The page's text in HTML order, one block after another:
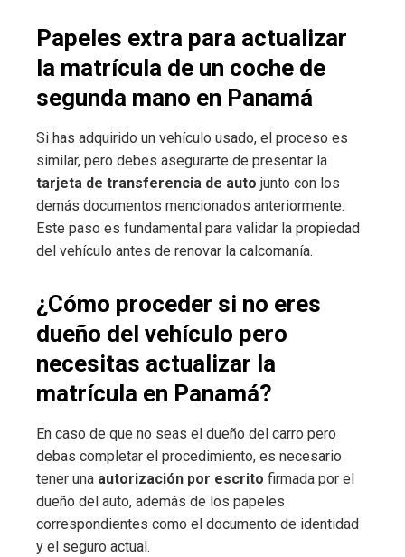
Papeles extra para actualizar
la matrícula de un coche de
segunda mano en Panamá
Si has adquirido un vehículo usado, el proceso es
similar, pero debes asegurarte de presentar la
tarjeta de transferencia de auto junto con los
demás documentos mencionados anteriormente.
Este paso es fundamental para validar la propiedad
del vehículo antes de renovar la calcomanía.
¿Cómo proceder si no eres
dueño del vehículo pero
necesitas actualizar la
matrícula en Panamá?
En caso de que no seas el dueño del carro pero
debas completar el procedimiento, es necesario
tener una autorización por escrito firmada por el
dueño del auto, además de los papeles
correspondientes como el documento de identidad
y el seguro actual.